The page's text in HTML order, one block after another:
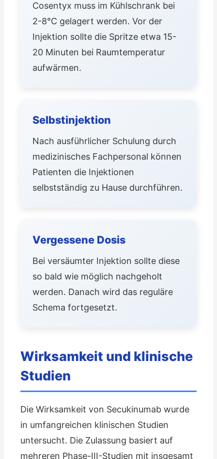
Cosentyx muss im Kühlschrank bei
2-8°C gelagert werden. Vor der
Injektion sollte die Spritze etwa 15-
20 Minuten bei Raumtemperatur
aufwärmen.
Selbstinjektion
Nach ausführlicher Schulung durch
medizinisches Fachpersonal können
Patienten die Injektionen
selbstständig zu Hause durchführen.
Vergessene Dosis
Bei versäumter Injektion sollte diese
so bald wie möglich nachgeholt
werden. Danach wird das reguläre
Schema fortgesetzt.
Wirksamkeit und klinische
Studien
Die Wirksamkeit von Secukinumab wurde
in umfangreichen klinischen Studien
untersucht. Die Zulassung basiert auf
mehreren Phase-III-Studien mit insgesamt